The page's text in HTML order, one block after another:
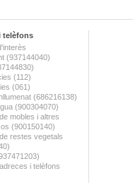
telèfons
(937144040)
(112)
(061)
(686216138)
(900304070)
mobles i altres
(900150140)
restes vegetals
i telèfons